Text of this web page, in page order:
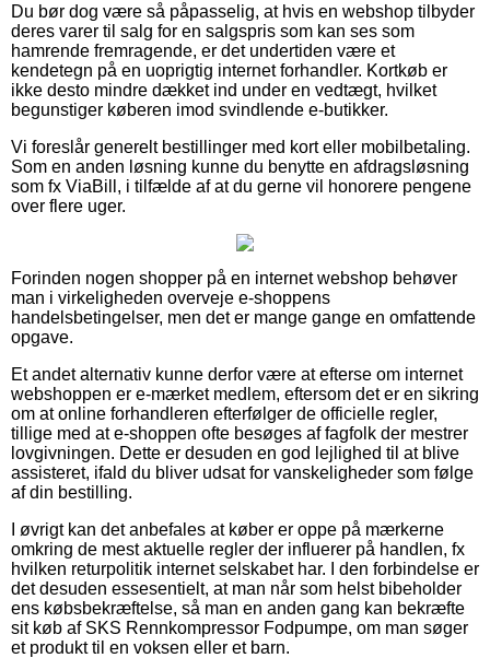
Du bør dog være så påpasselig, at hvis en webshop tilbyder
deres varer til salg for en salgspris som kan ses som
hamrende fremragende, er det undertiden være et
kendetegn på en uoprigtig internet forhandler. Kortkøb er
ikke desto mindre dækket ind under en vedtægt, hvilket
begunstiger køberen imod svindlende e-butikker.
Vi foreslår generelt bestillinger med kort eller mobilbetaling.
Som en anden løsning kunne du benytte en afdragsløsning
som fx ViaBill, i tilfælde af at du gerne vil honorere pengene
over flere uger.
Forinden nogen shopper på en internet webshop behøver
man i virkeligheden overveje e-shoppens
handelsbetingelser, men det er mange gange en omfattende
opgave.
Et andet alternativ kunne derfor være at efterse om internet
webshoppen er e-mærket medlem, eftersom det er en sikring
om at online forhandleren efterfølger de officielle regler,
tillige med at e-shoppen ofte besøges af fagfolk der mestrer
lovgivningen. Dette er desuden en god lejlighed til at blive
assisteret, ifald du bliver udsat for vanskeligheder som følge
af din bestilling.
I øvrigt kan det anbefales at køber er oppe på mærkerne
omkring de mest aktuelle regler der influerer på handlen, fx
hvilken returpolitik internet selskabet har. I den forbindelse er
det desuden essesentielt, at man når som helst bibeholder
ens købsbekræftelse, så man en anden gang kan bekræfte
sit køb af SKS Rennkompressor Fodpumpe, om man søger
et produkt til en voksen eller et barn.